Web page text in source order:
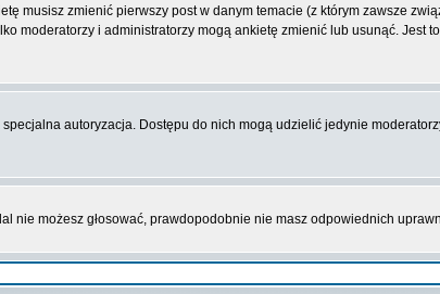
musisz zmienić pierwszy post w danym temacie (z którym zawsze
moderatorzy i administratorzy mogą ankietę zmienić lub usunąć. Jest
autoryzacja. Dostępu do nich mogą udzielić jedynie
nie możesz głosować, prawdopodobnie nie masz odpowiednich